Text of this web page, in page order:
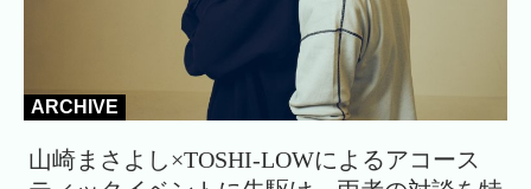
ARCHIVE
山崎まさよし×TOSHI-LOWによるアコース